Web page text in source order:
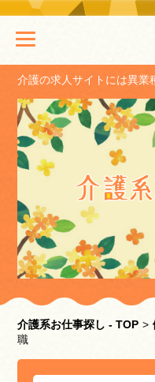
介護の求人サイトには異業
介護系お仕事探し - TOP >
職